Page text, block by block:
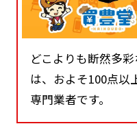
どこよりも断然多
は、およそ100点以
専門業者です。